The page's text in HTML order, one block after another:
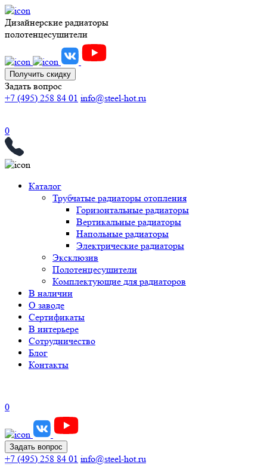
Дизайнерские радиаторы
полотенцесушители
Получить скидку
Задать вопрос
+7 (495) 258 84 01 info@steel-hot.ru
0
Каталог
Трубчатые радиаторы отопления
Горизонтальные радиаторы
Вертикальные радиаторы
Напольные радиаторы
Электрические радиаторы
Эксклюзив
Полотенцесушители
Комплектующие для радиаторов
В наличии
О заводе
Сертификаты
В интерьере
Сотрудничество
Блог
Контакты
0
Задать вопрос
+7 (495) 258 84 01 info@steel-hot.ru